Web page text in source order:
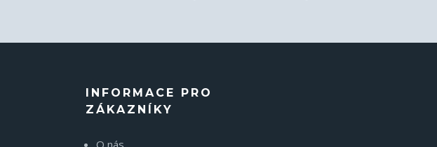
INFORMACE PRO
ZÁKAZNÍKY
O nás